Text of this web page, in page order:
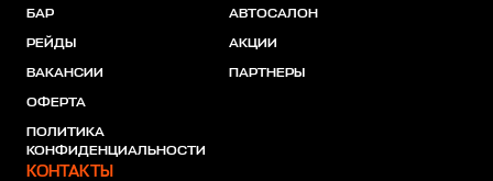
БАР
РЕЙДЫ
ВАКАНСИИ
ОФЕРТА
ПОЛИТИКА
КОНФИДЕНЦИАЛЬНОСТИ
АВТОСАЛОН
АКЦИИ
ПАРТНЕРЫ
КОНТАКТЫ